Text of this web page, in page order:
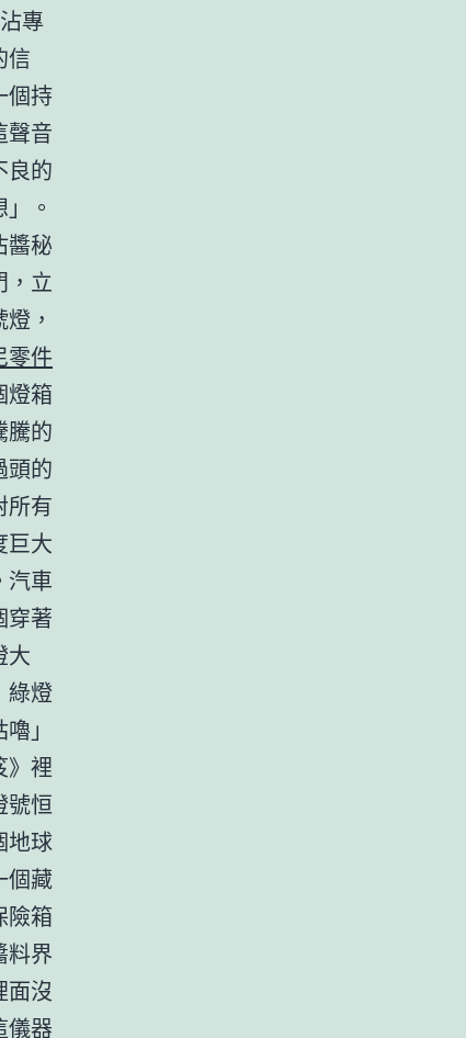
專
信
個持
音
良的
。
醬秘
，立
，
零件
燈箱
騰的
頭的
所有
巨大
汽車
穿著
大
綠燈
」
》裡
號恒
地球
個藏
險箱
料界
面沒
儀器